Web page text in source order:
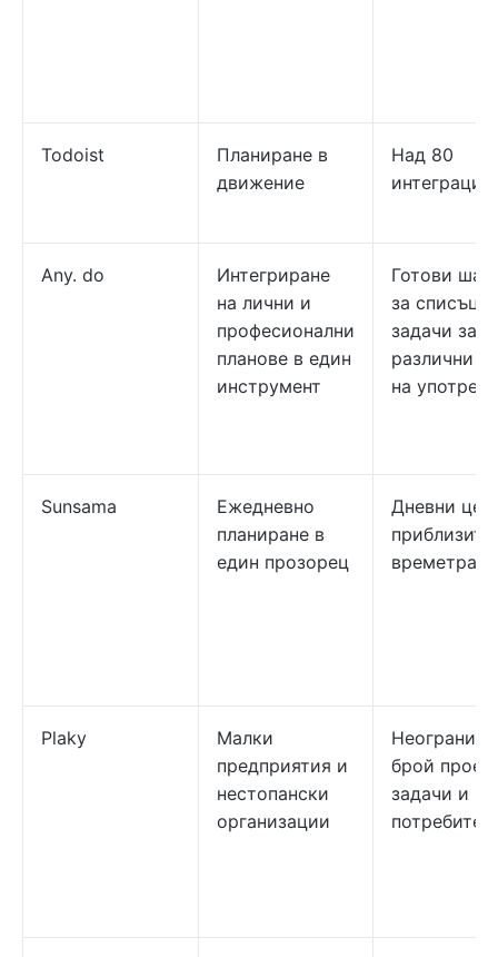
Todoist
Планиране в
движение
Над 80
интеграции
Any. do
Интегриране
на лични и
професионални
планове в един
инструмент
Готови
за списъци
задачи за
различни
на употреба
Sunsama
Ежедневно
планиране в
един прозорец
Дневни
Plaky
Малки
предприятия и
нестопански
организации
брой
задачи и